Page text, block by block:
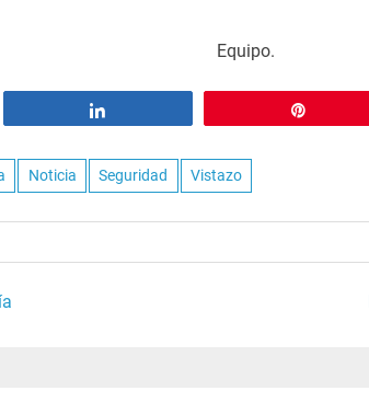
Equipo.
Noticia Seguridad Vistazo